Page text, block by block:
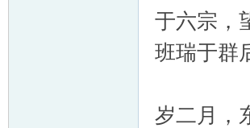
于六宗，
班瑞于群
岁二月，